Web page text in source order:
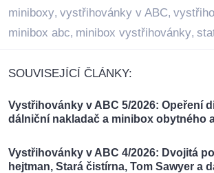
miniboxy, vystřihovánky v ABC,
minibox abc, minibox vystřihovánky,
SOUVISEJÍCÍ ČLÁNKY:
Vystřihovánky v ABC 5/2026: Opeření
dálniční nakladač a minibox obytného
Vystřihovánky v ABC 4/2026: Dvojitá
hejtman, Stará čistírna, Tom Sawyer a